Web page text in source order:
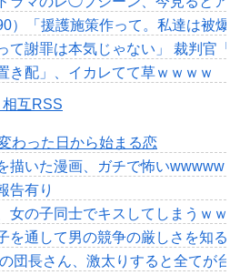
）「援護施策作って。私達は被爆し
て謝罪は本気じゃない」 裁判官「
き配」、イカレてて草ｗｗｗｗ
互RSS
わった日から始まる恋
描いた漫画、ガチで怖いwwwww
告有り
女の子同士でキスしてしまうｗｗｗ
を通して男の競争の厳しさを知るｗ
団長さん、激太りすると全てが台